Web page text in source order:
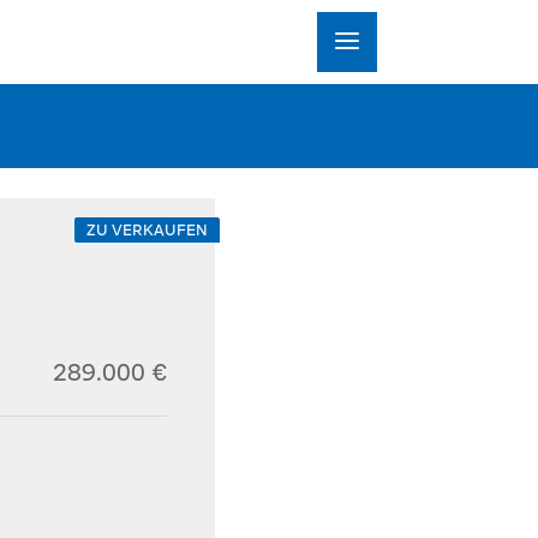
ZU VERKAUFEN
289.000 €